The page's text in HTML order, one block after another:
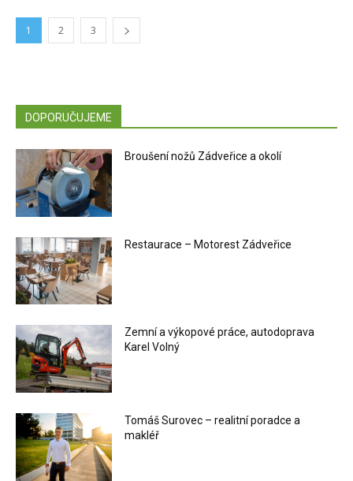
1 2 3
DOPORUČUJEME
Broušení nožů Zádveřice a okolí
Restaurace – Motorest Zádveřice
Zemní a výkopové práce, autodoprava
Karel Volný
Tomáš Surovec – realitní poradce a
makléř